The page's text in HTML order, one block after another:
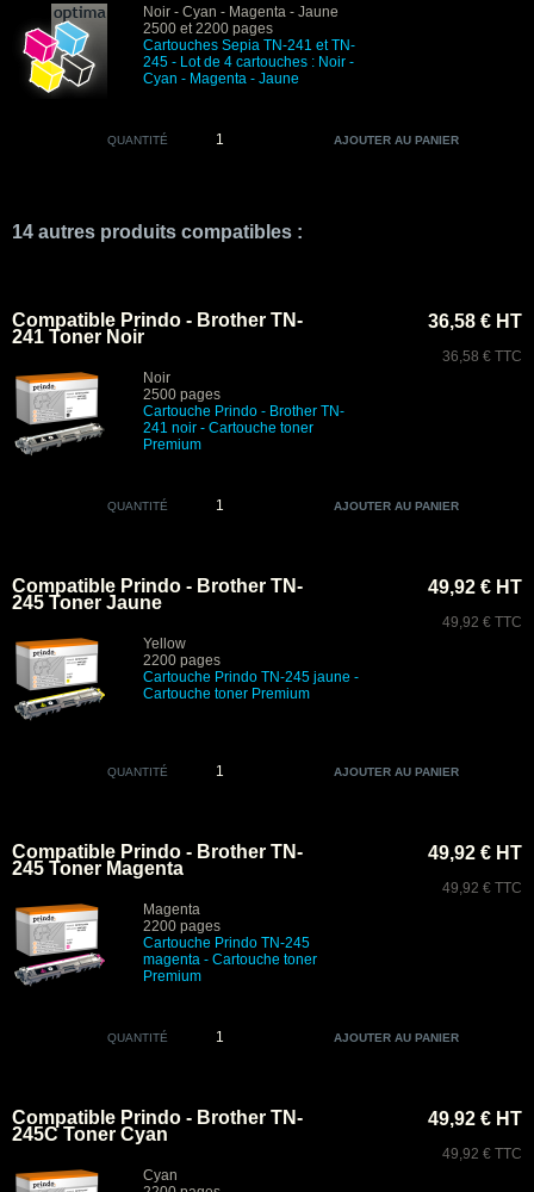
Noir - Cyan - Magenta - Jaune
2500 et 2200 pages
Cartouches Sepia TN-241 et TN-
245 - Lot de 4 cartouches : Noir -
Cyan - Magenta - Jaune
QUANTITÉ
14 autres produits compatibles :
Compatible Prindo - Brother TN-
241 Toner Noir
Noir
2500 pages
Cartouche Prindo - Brother TN-
241 noir - Cartouche toner
Premium
36,58 € HT
36,58 € TTC
QUANTITÉ
Compatible Prindo - Brother TN-
245 Toner Jaune
Yellow
2200 pages
Cartouche Prindo TN-245 jaune -
Cartouche toner Premium
49,92 € HT
49,92 € TTC
QUANTITÉ
Compatible Prindo - Brother TN-
245 Toner Magenta
Magenta
2200 pages
Cartouche Prindo TN-245
magenta - Cartouche toner
Premium
49,92 € HT
49,92 € TTC
QUANTITÉ
Compatible Prindo - Brother TN-
245C Toner Cyan
Cyan
49,92 € HT
49,92 € TTC